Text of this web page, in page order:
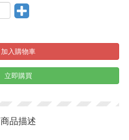
加入購物車
立即購買
商品描述